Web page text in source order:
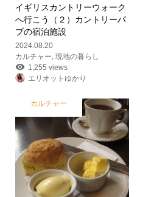
イギリスカントリーウォーク
へ行こう（２）カントリーパ
ブの宿泊施設
2024.08.20
カルチャー, 現地の暮らし
1,255 views
エリオットゆかり
カルチャー